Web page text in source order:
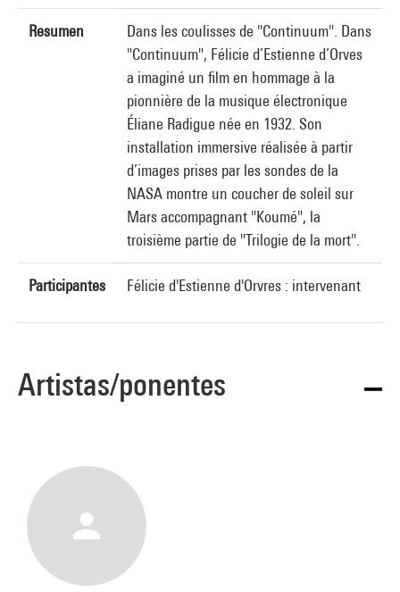
Resumen
Dans les coulisses de "Continuum". Dans
"Continuum", Félicie d’Estienne d’Orves
a imaginé un film en hommage à la
pionnière de la musique électronique
Éliane Radigue née en 1932. Son
installation immersive réalisée à partir
d’images prises par les sondes de la
NASA montre un coucher de soleil sur
Mars accompagnant "Koumé", la
troisième partie de "Trilogie de la mort".
Participantes Félicie d'Estienne d'Orvres : intervenant
Artistas/ponentes